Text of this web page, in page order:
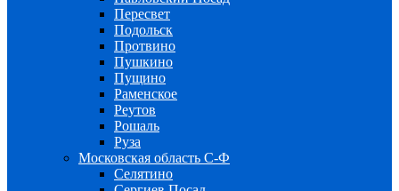
Пересвет
Подольск
Протвино
Пушкино
Пущино
Раменское
Реутов
Рошаль
Руза
Московская область С-Ф
Селятино